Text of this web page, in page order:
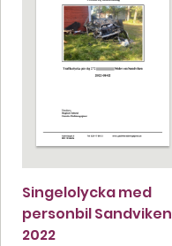
Singelolycka med
personbil Sandviken
2022